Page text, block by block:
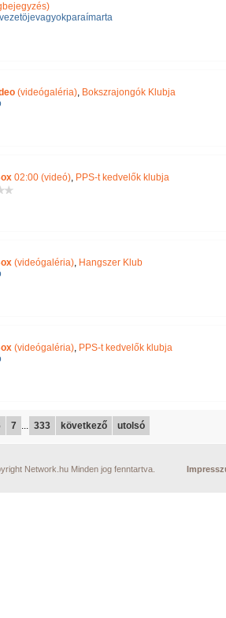
(videógaléria), Bokszrajongók Klubja
02:00 (videó), PPS-t kedvelők klubja
(videógaléria), Hangszer Klub
(videógaléria), PPS-t kedvelők klubja
7 ... 333 következő utolsó
Network.hu Minden jog fenntartva.